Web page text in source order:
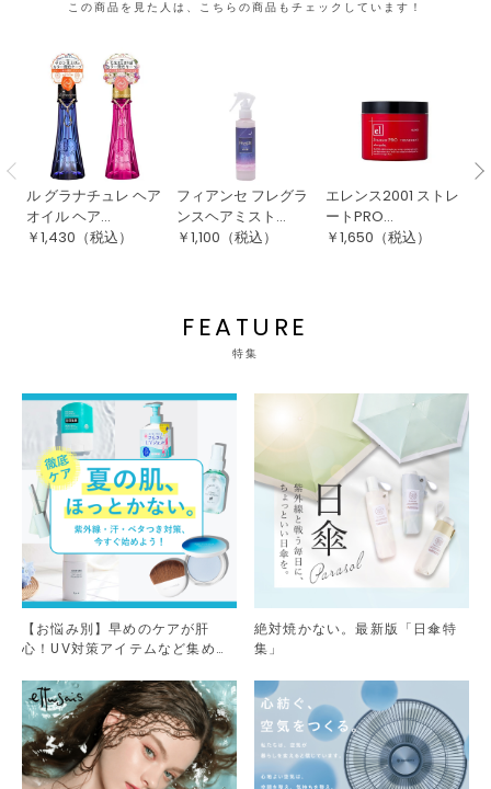
この商品を見た人は、こちらの商品もチェックしています！
ル グラナチュレ ヘア
オイル ヘア...
￥1,430 （税込）
フィアンセ フレグラ
ンスヘアミスト...
￥1,100 （税込）
エレンス2001 ストレ
ートPRO...
￥1,650 （税込）
FEATURE
特集
【お悩み別】早めのケアが肝
心！UV対策アイテムなど集めま
絶対焼かない。最新版「日傘特
集」